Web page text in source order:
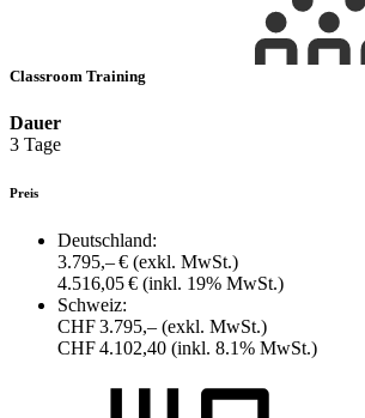
Classroom Training
Dauer
3 Tage
Preis
Deutschland:
3.795,– € (exkl. MwSt.)
4.516,05 € (inkl. 19% MwSt.)
Schweiz:
CHF 3.795,– (exkl. MwSt.)
CHF 4.102,40 (inkl. 8.1% MwSt.)